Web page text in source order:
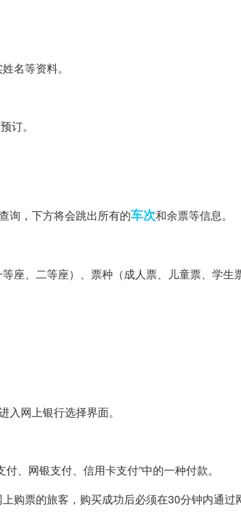
名等资料。
订。
询，下方将会跳出所有的车次和余票等信息。
座、二等座）、票种（成人票、儿童票、学生
网上银行选择界面。
、网银支付、信用卡支付”中的一种付款。
购票的旅客，购买成功后必须在30分钟内通过